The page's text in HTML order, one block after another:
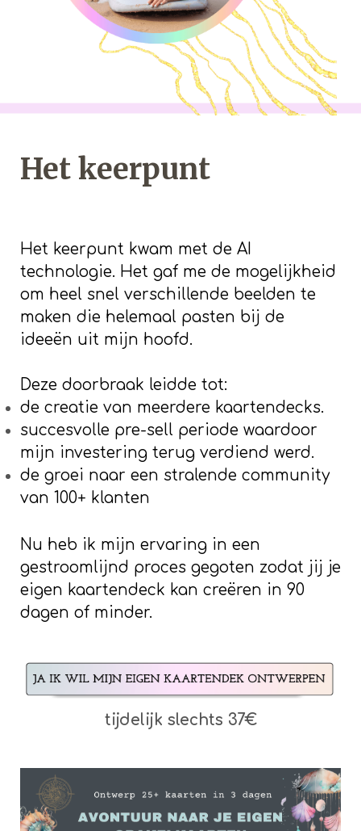
Het keerpunt
Het keerpunt kwam met de AI
technologie. Het gaf me de mogelijkheid
om heel snel verschillende beelden te
maken die helemaal pasten bij de
ideeën uit mijn hoofd.
Deze doorbraak leidde tot:
de creatie van meerdere kaartendecks.
succesvolle pre-sell periode waardoor
mijn investering terug verdiend werd.
de groei naar een stralende community
van 100+ klanten
Nu heb ik mijn ervaring in een
gestroomlijnd proces gegoten zodat jij je
eigen kaartendeck kan creëren in 90
dagen of minder.
tijdelijk slechts 37€